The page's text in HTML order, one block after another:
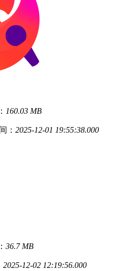
160.03 MB
： 2025-12-01 19:55:38.000
36.7 MB
2025-12-02 12:19:56.000